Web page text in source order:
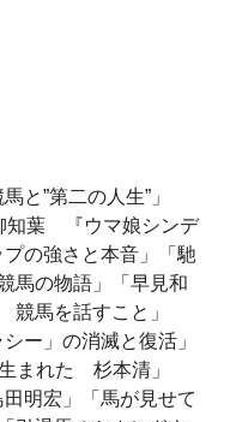
と”第二の人生”」
知葉 『ウマ娘シンデ
の強さと本音」「馳
馬の物語」「早見和
馬を話すこと」
ー」の消滅と復活」
生まれた 杉本清」
明宏」「馬が見せて